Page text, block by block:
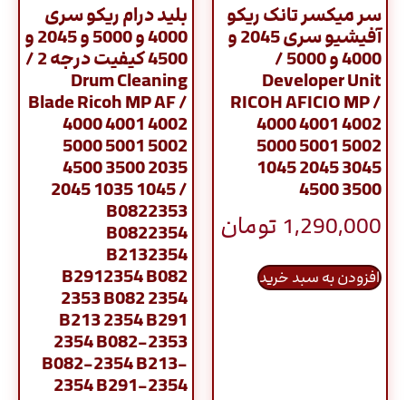
سر میکسر تانک ریکو
آفیشیو سری 2045 و
4000 و 5000 /
Developer Unit
RICOH AFICIO MP /
4000 4001 4002
5000 5001 5002
1045 2045 3045
4500 3500
1,290,000 تومان
افزودن به سبد خرید
بلید درام ریکو سری
4000 و 5000 و 2045 و
4500 کیفیت درجه 2 /
Drum Cleaning
Blade Ricoh MP AF /
4000 4001 4002
5000 5001 5002
4500 3500 2035
2045 1035 1045 /
B0822353
B0822354
B2132354
B2912354 B082
2353 B082 2354
B213 2354 B291
2354 B082-2353
B082-2354 B213-
2354 B291-2354